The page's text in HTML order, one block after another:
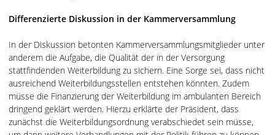
Differenzierte Diskussion in der Kammerversammlung
In der Diskussion betonten Kammerversammlungsmitglieder unter
anderem die Aufgabe, die Qualität der in der Versorgung
stattfindenden Weiterbildung zu sichern. Eine Sorge sei, dass nicht
ausreichend Weiterbildungsstellen entstehen könnten. Zudem
müsse die Finanzierung der Weiterbildung im ambulanten Bereich
dringend geklärt werden. Hierzu erklärte der Präsident, dass
zunächst die Weiterbildungsordnung verabschiedet sein müsse,